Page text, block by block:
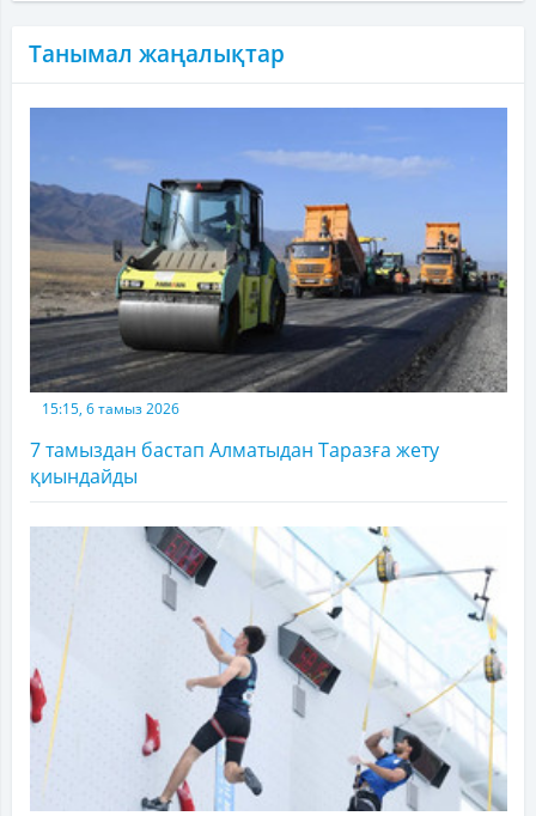
Танымал жаңалықтар
15:15, 6 тамыз 2026
7 тамыздан бастап Алматыдан Таразға жету
қиындайды